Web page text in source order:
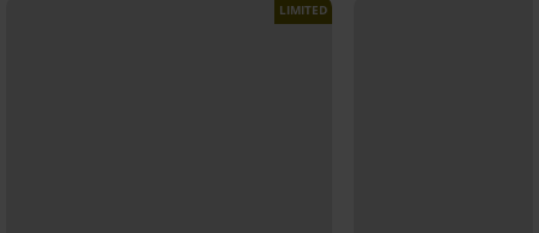
LIMITED